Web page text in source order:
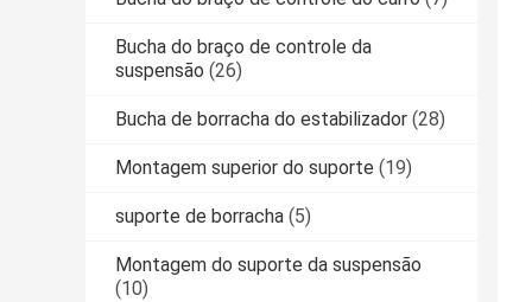
Bucha do braço de controle da
suspensão (26)
Bucha de borracha do estabilizador (28)
Montagem superior do suporte (19)
suporte de borracha (5)
Montagem do suporte da suspensão
(10)